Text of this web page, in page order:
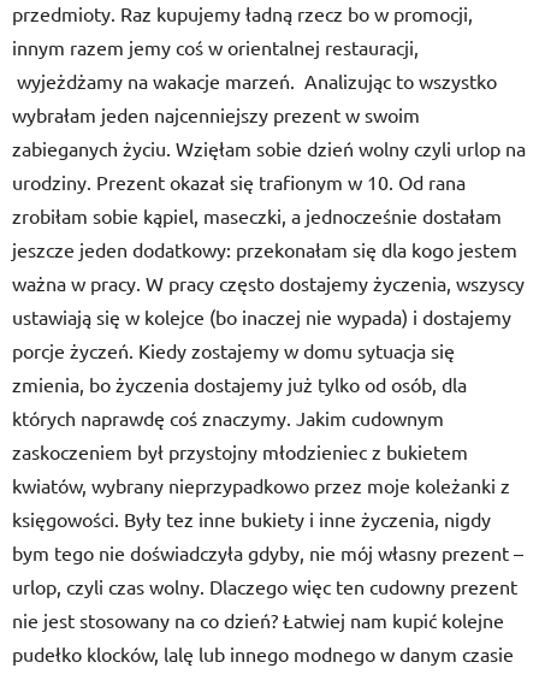
przedmioty. Raz kupujemy ładną rzecz bo w promocji,
innym razem jemy coś w orientalnej restauracji,
wyjeżdżamy na wakacje marzeń. Analizując to wszystko
wybrałam jeden najcenniejszy prezent w swoim
zabieganych życiu. Wzięłam sobie dzień wolny czyli urlop na
urodziny. Prezent okazał się trafionym w 10. Od rana
zrobiłam sobie kąpiel, maseczki, a jednocześnie dostałam
jeszcze jeden dodatkowy: przekonałam się dla kogo jestem
ważna w pracy. W pracy często dostajemy życzenia, wszyscy
ustawiają się w kolejce (bo inaczej nie wypada) i dostajemy
porcje życzeń. Kiedy zostajemy w domu sytuacja się
zmienia, bo życzenia dostajemy już tylko od osób, dla
których naprawdę coś znaczymy. Jakim cudownym
zaskoczeniem był przystojny młodzieniec z bukietem
kwiatów, wybrany nieprzypadkowo przez moje koleżanki z
księgowości. Były tez inne bukiety i inne życzenia, nigdy
bym tego nie doświadczyła gdyby, nie mój własny prezent –
urlop, czyli czas wolny. Dlaczego więc ten cudowny prezent
nie jest stosowany na co dzień? Łatwiej nam kupić kolejne
pudełko klocków, lalę lub innego modnego w danym czasie